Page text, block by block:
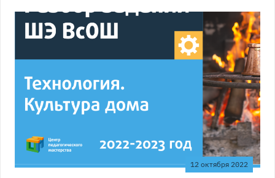
12 октября 2022